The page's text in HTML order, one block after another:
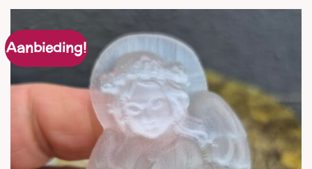
Aanbieding!